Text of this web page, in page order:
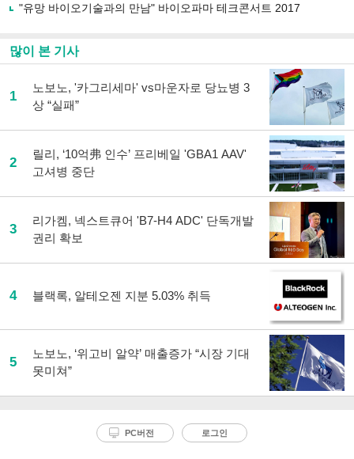
"유망 바이오기술과의 만남" 바이오파마 테크콘서트 2017
많이 본 기사
1
노보노, '카그리세마' vs마운자로 당뇨병 3
상 “실패”
2
릴리, ‘10억弗 인수’ 프리베일 'GBA1 AAV'
고셔병 중단
3
리가켐, 넥스트큐어 'B7-H4 ADC' 단독개발
권리 확보
4 블랙록, 알테오젠 지분 5.03% 취득
5
노보노, ‘위고비 알약’ 매출증가 “시장 기대
못미쳐”
PC버전 로그인